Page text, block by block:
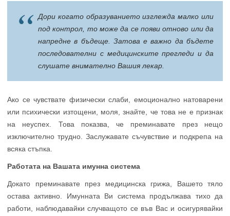
Дори когато образуванието изглежда малко или
под контрол, то може да се появи отново или да
напредне в бъдеще. Затова е важно да бъдете
последователни с медицинските прегледи и да
слушате внимателно Вашия лекар.
Ако се чувствате физически слаби, емоционално натоварени
или психически изтощени, моля, знайте, че това не е признак
на неуспех. Това показва, че преминавате през нещо
изключително трудно. Заслужавате съчувствие и подкрепа на
всяка стъпка.
Работата на Вашата имунна система
Докато преминавате през медицинска грижа, Вашето тяло
остава активно. Имунната Ви система продължава тихо да
работи, наблюдавайки случващото се във Вас и осигурявайки